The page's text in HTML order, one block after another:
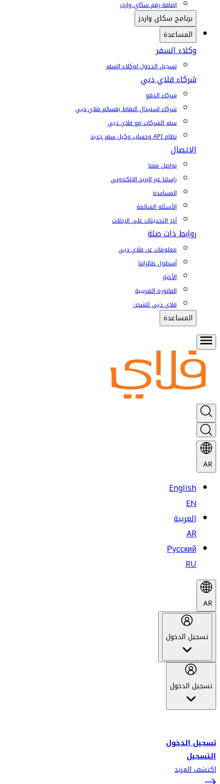
إضافة رقم سكاي واردز
برنامج سكاي واردز
المساعدة
وكلاء السفر
تسجيل الدخول لوكلاء السفر
شركاء فلاي دبي
شركاء الدفع
شركاء استبدال النقاط بقسائم فلاي دبي
سفر الشركات مع فلاي دبي
نظام API وحساب وكيل سفر جديد
الاتصال
تواصل معنا
راسلنا عبر البريد الإلكتروني
المساعدة
الأسئلة الشائعة
آخر التحديثات على الرحلات
روابط ذات صلة
معلومات عن فلاي دبي
أسطول طائراتنا
الأخبار
الفاتورة الضريبية
فلاي دبي للشحن
المساعدة
AR
English
EN
العربية
AR
Русский
RU
AR
تسجيل الدخول
تسجيل الدخول
تسجيل الدخول
التسجيل
اكتشف المزيد